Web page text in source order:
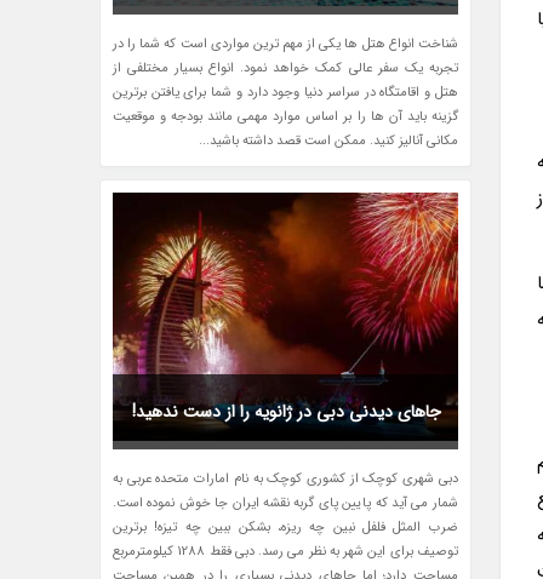
شناخت انواع هتل ها یکی از مهم ترین مواردی است که شما را در
تجربه یک سفر عالی کمک خواهد نمود. انواع بسیار مختلفی از
هتل و اقامتگاه در سراسر دنیا وجود دارد و شما برای یافتن برترین
گزینه باید آن ها را بر اساس موارد مهمی مانند بودجه و موقعیت
مکانی آنالیز کنید. ممکن است قصد داشته باشید...
جاهای دیدنی دبی در ژانویه را از دست ندهید!
دبی شهری کوچک از کشوری کوچک به نام امارات متحده عربی به
شمار می آید که پایین پای گربه نقشه ایران جا خوش نموده است.
ضرب المثل فلفل نبین چه ریزه، بشکن ببین چه تیزه! برترین
توصیف برای این شهر به نظر می رسد. دبی فقط 1288 کیلومترمربع